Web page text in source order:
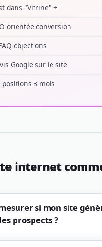
dans "Vitrine" +
orientée conversion
objections
Google sur le site
positions 3 mois
internet
si mon site
prospects ?